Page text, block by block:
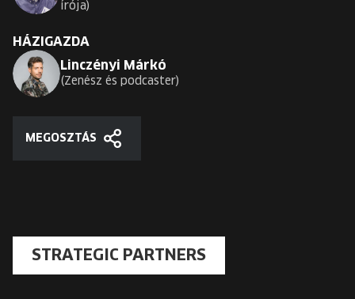
írója
HÁZIGAZDA
Linczényi Márkó
Zenész és podcaster
MEGOSZTÁS
STRATEGIC PARTNERS